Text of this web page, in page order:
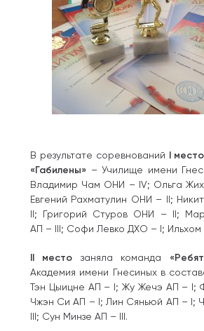
В результате соревнований I место
«Габилены» – Училище имени
Владимир Чам ОНИ – IV; Ольга
Евгений Рахматулин ОНИ – II;
II; Григорий Стуров ОНИ – II;
АП – III; Софи Левко ДХО – I; Ильхом
II место заняла команда
Академия имени Гнесиных в
Тэн Цыицне АП – I; Жу Жечэ АП – I;
Чжэн Си АП – I; Лин Сяньюй АП – I;
III; Сун Минзе АП – III.